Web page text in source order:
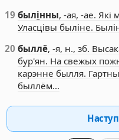
19 былінны, -ая, -ае.
Уласцівы быліне.
20 быллё, -я, н., зб.
бур'ян. На свежых
карэнне былля.
быллём…